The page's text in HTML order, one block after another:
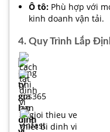
Ô tô: Phù hợp với
kinh doanh vận tải.
4. Quy Trình Lắp